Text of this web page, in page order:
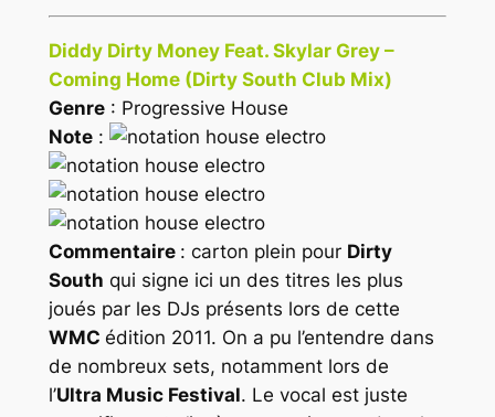
Diddy Dirty Money Feat. Skylar Grey –
Coming Home (Dirty South Club Mix)
Genre: Progressive House
Note:
Commentaire : carton plein pour Dirty
South qui signe ici un des titres les plus
joués par les DJs présents lors de cette
WMC édition 2011. On a pu l’entendre dans
de nombreux sets, notamment lors de
l’Ultra Music Festival. Le vocal est juste